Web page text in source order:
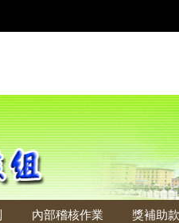
內部稽核作業 獎補助